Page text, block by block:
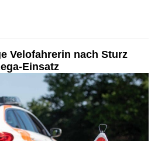
Velofahrerin nach Sturz
Einsatz